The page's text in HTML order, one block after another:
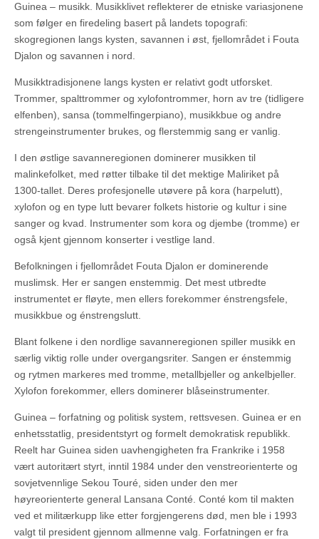
Guinea – musikk. Musikklivet reflekterer de etniske variasjonene
som følger en firedeling basert på landets topografi:
skogregionen langs kysten, savannen i øst, fjellområdet i Fouta
Djalon og savannen i nord.
Musikktradisjonene langs kysten er relativt godt utforsket.
Trommer, spalttrommer og xylofontrommer, horn av tre (tidligere
elfenben), sansa (tommelfingerpiano), musikkbue og andre
strengeinstrumenter brukes, og flerstemmig sang er vanlig.
I den østlige savanneregionen dominerer musikken til
malinkefolket, med røtter tilbake til det mektige Maliriket på
1300-tallet. Deres profesjonelle utøvere på kora (harpelutt),
xylofon og en type lutt bevarer folkets historie og kultur i sine
sanger og kvad. Instrumenter som kora og djembe (tromme) er
også kjent gjennom konserter i vestlige land.
Befolkningen i fjellområdet Fouta Djalon er dominerende
muslimsk. Her er sangen enstemmig. Det mest utbredte
instrumentet er fløyte, men ellers forekommer énstrengsfele,
musikkbue og énstrengslutt.
Blant folkene i den nordlige savanneregionen spiller musikk en
særlig viktig rolle under overgangsriter. Sangen er énstemmig
og rytmen markeres med tromme, metallbjeller og ankelbjeller.
Xylofon forekommer, ellers dominerer blåseinstrumenter.
Guinea – forfatning og politisk system, rettsvesen. Guinea er en
enhetsstatlig, presidentstyrt og formelt demokratisk republikk.
Reelt har Guinea siden uavhengigheten fra Frankrike i 1958
vært autoritært styrt, inntil 1984 under den venstreorienterte og
sovjetvennlige Sekou Touré, siden under den mer
høyreorienterte general Lansana Conté. Conté kom til makten
ved et militærkupp like etter forgjengerens død, men ble i 1993
valgt til president gjennom allmenne valg. Forfatningen er fra